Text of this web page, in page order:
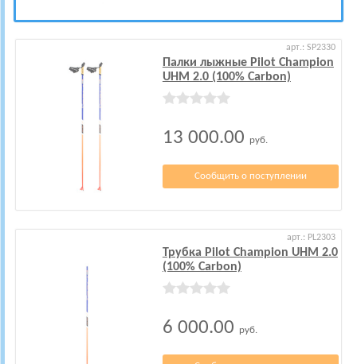
арт.: SP2330
Палки лыжные Pilot Champion
UHM 2.0 (100% Carbon)
13 000.00 руб.
Сообщить о поступлении
арт.: PL2303
Трубка Pilot Champion UHM 2.0
(100% Carbon)
6 000.00 руб.